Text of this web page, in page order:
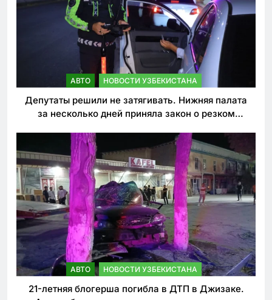
АВТО НОВОСТИ УЗБЕКИСТАНА
Депутаты решили не затягивать. Нижняя палата
за несколько дней приняла закон о резком
АВТО НОВОСТИ УЗБЕКИСТАНА
21-летняя блогерша погибла в ДТП в Джизаке.